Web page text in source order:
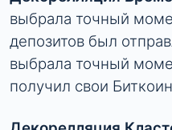
выбрала точный
депозитов был
выбрала точный
получил свои